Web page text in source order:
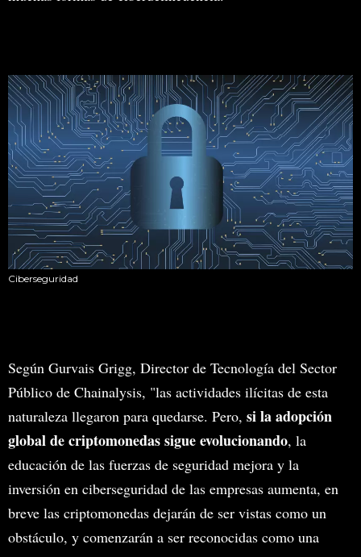
Ciberseguridad
Según Gurvais Grigg, Director de Tecnología del Sector
Público de Chainalysis, "las actividades ilícitas de esta
naturaleza llegaron para quedarse. Pero, si la adopción
global de criptomonedas sigue evolucionando, la
educación de las fuerzas de seguridad mejora y la
inversión en ciberseguridad de las empresas aumenta, en
breve las criptomonedas dejarán de ser vistas como un
obstáculo, y comenzarán a ser reconocidas como una